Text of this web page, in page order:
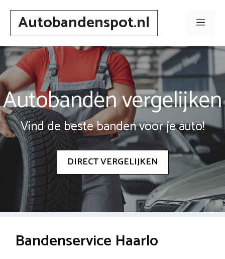
Spring
inhoudAutobandenspot.nl Menu
Autobanden vergelijken
Vind de beste banden voor je auto!
DIRECT VERGELIJKEN
Bandenservice Haarlo